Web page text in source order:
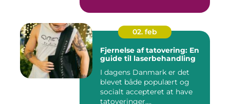
02. feb
Fjernelse af tatovering: En
guide til laserbehandling
I dagens Danmark er det
blevet både populært og
socialt accepteret at have
tatoveringer....